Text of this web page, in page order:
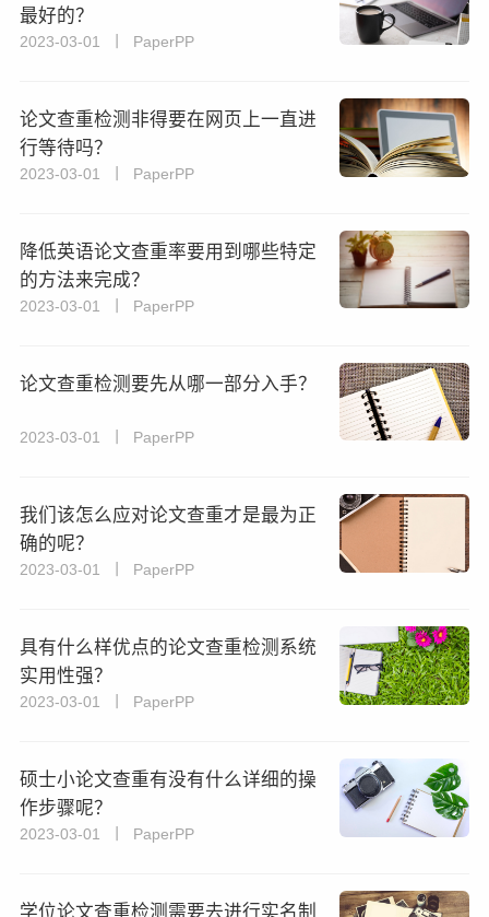
最好的？
2023-03-01 丨 PaperPP
论文查重检测非得要在网页上一直进
行等待吗？
2023-03-01 丨 PaperPP
降低英语论文查重率要用到哪些特定
的方法来完成？
2023-03-01 丨 PaperPP
论文查重检测要先从哪一部分入手？
2023-03-01 丨 PaperPP
我们该怎么应对论文查重才是最为正
确的呢？
2023-03-01 丨 PaperPP
具有什么样优点的论文查重检测系统
实用性强？
2023-03-01 丨 PaperPP
硕士小论文查重有没有什么详细的操
作步骤呢？
2023-03-01 丨 PaperPP
学位论文查重检测需要去进行实名制